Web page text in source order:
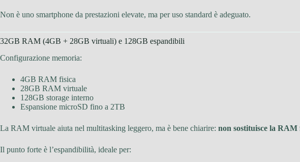
Non è uno smartphone da prestazioni elevate, ma per uso standard è adeguato.
32GB RAM (4GB + 28GB virtuali) e 128GB espandibili
Configurazione memoria:
4GB RAM fisica
28GB RAM virtuale
128GB storage interno
Espansione microSD fino a 2TB
La RAM virtuale aiuta nel multitasking leggero, ma è bene chiarire: non sostituisce la RAM
Il punto forte è l’espandibilità, ideale per: